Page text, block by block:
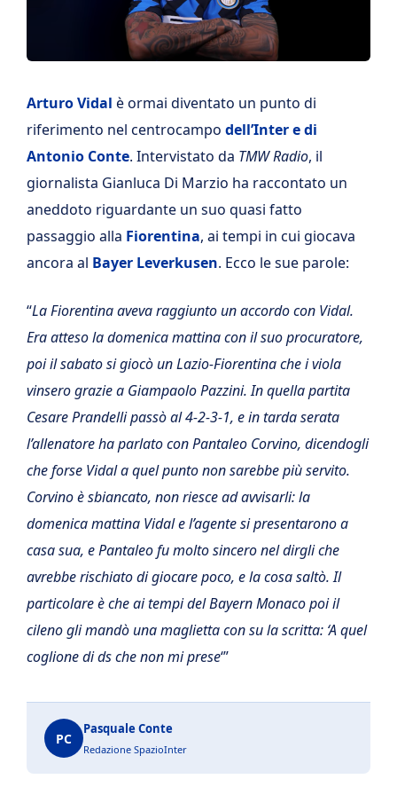
Arturo Vidal è ormai diventato un punto di
riferimento nel centrocampo dell’Inter e di
Antonio Conte. Intervistato da TMW Radio, il
giornalista Gianluca Di Marzio ha raccontato un
aneddoto riguardante un suo quasi fatto
passaggio alla Fiorentina, ai tempi in cui giocava
ancora al Bayer Leverkusen. Ecco le sue parole:
“La Fiorentina aveva raggiunto un accordo con Vidal.
Era atteso la domenica mattina con il suo procuratore,
poi il sabato si giocò un Lazio-Fiorentina che i viola
vinsero grazie a Giampaolo Pazzini. In quella partita
Cesare Prandelli passò al 4-2-3-1, e in tarda serata
l’allenatore ha parlato con Pantaleo Corvino, dicendogli
che forse Vidal a quel punto non sarebbe più servito.
Corvino è sbiancato, non riesce ad avvisarli: la
domenica mattina Vidal e l’agente si presentarono a
casa sua, e Pantaleo fu molto sincero nel dirgli che
avrebbe rischiato di giocare poco, e la cosa saltò. Il
particolare è che ai tempi del Bayern Monaco poi il
cileno gli mandò una maglietta con su la scritta: ‘A quel
coglione di ds che non mi prese‘”
PC
Pasquale Conte
Redazione SpazioInter